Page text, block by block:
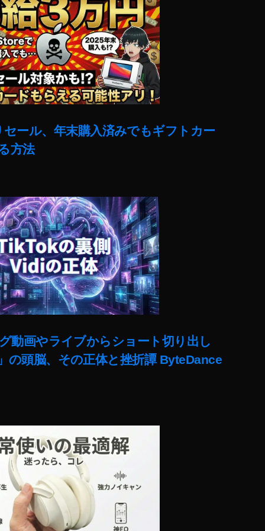
ール、年末購入済みでもギフトカー
方法
動画やライブからショート切り出し
の頭脳、その正体と挫折譚 ByteDance